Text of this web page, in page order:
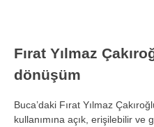
Fırat Yılmaz Çak
dönüşüm
Buca’daki Fırat Yılmaz Çak
kullanımına açık, erişilebilir ve g